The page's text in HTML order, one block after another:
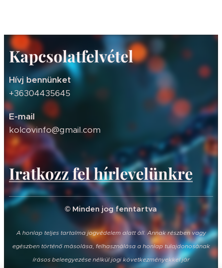
Kapcsolatfelvétel
Hívj bennünket
+36304435645
E-mail
kolcovinfo@gmail.com
Iratkozz fel hírlevelünkre
© Minden jog fenntartva
A honlap teljes tartalma jogvédelem alatt áll. Annak részben vagy
egészben történő másolása, felhasználása a honlap tulajdonosának
írásos beleegyezése nélkül jogi következményekkel jár